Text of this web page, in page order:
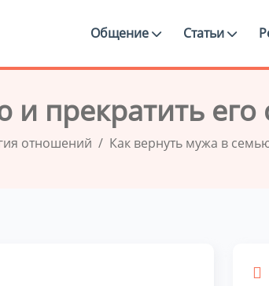
Общение Статьи
прекратить его
отношений Как вернуть мужа в